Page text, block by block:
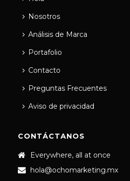
Nosotros
Análisis de Marca
Portafolio
Contacto
Preguntas Frecuentes
Aviso de privacidad
CONTÁCTANOS
Everywhere, all at once
hola@ochomarketing.mx